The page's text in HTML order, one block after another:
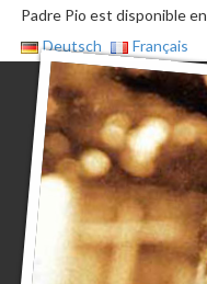
Padre Pio est disponible en
Deutsch
Français